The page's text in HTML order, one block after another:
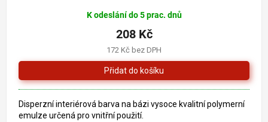
K odeslání do 5 prac. dnů
172 Kč bez DPH
208 Kč
Disperzní interiérová barva na bázi vysoce kvalitní polymerní
emulze určená pro vnitřní použití.